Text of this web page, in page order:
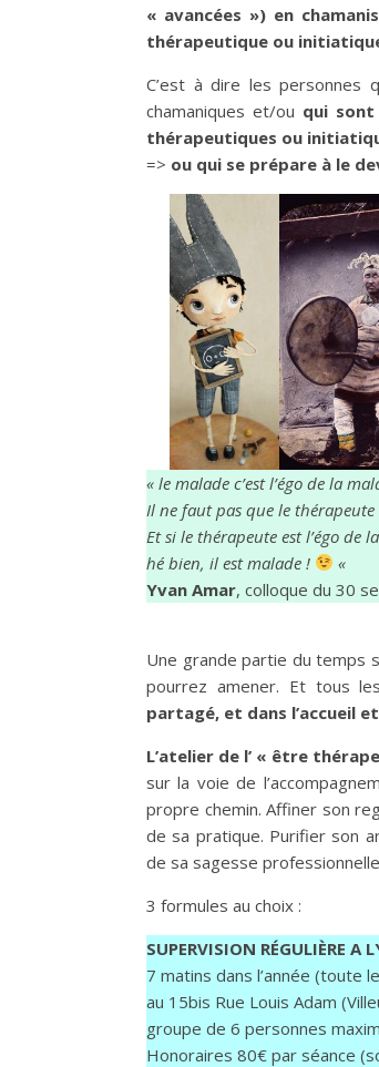
« avancées ») en
thérapeutique ou
C’est à dire les personnes
chamaniques et/ou qui sont
thérapeutiques ou
=> ou qui se prépare à le
« le malade c’est l’égo de la
Il ne faut pas que le
Et si le thérapeute est l’égo de
hé bien, il est malade !
«
Yvan Amar, colloque du 30
Une grande partie du temps
pourrez amener. Et tous
partagé, et dans l’accueil
L’atelier de l’ « être
sur la voie de
propre chemin. Affiner son
de sa pratique. Purifier son
de sa sagesse professionnelle
3 formules au choix :
SUPERVISION RÉGULIÈRE A
7 matins dans l’année (toute
au 15bis Rue Louis Adam
groupe de 6 personnes
Honoraires 80€ par séance